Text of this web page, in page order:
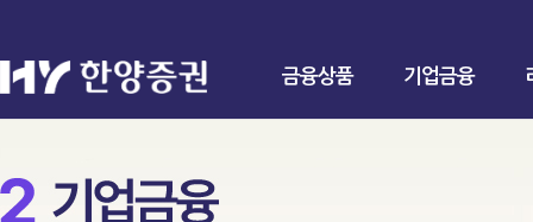
금융상품 기업금융